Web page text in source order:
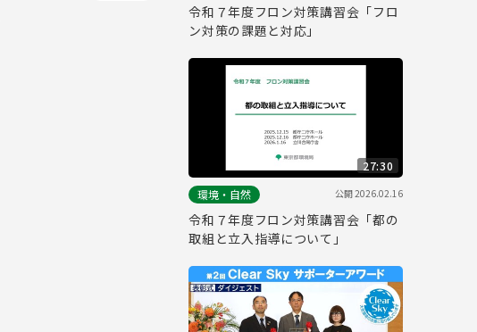
令和７年度フロン対策講習会「フロ
ン対策の課題と対応」
27:30
環境・自然
公開2026.02.16
令和７年度フロン対策講習会「都の
取組と立入指導について」